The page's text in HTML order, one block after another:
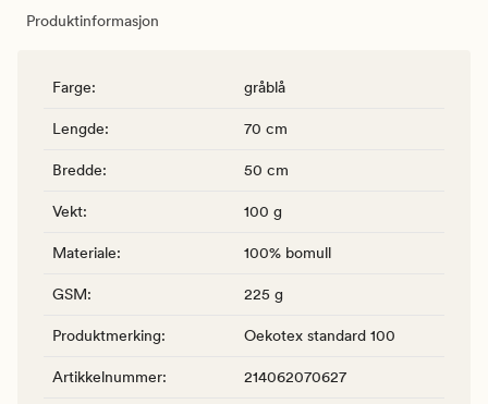
Produktinformasjon
Farge: gråblå
Lengde: 70 cm
Bredde: 50 cm
Vekt: 100 g
Materiale: 100% bomull
GSM: 225 g
Produktmerking: Oekotex standard 100
Artikkelnummer: 214062070627